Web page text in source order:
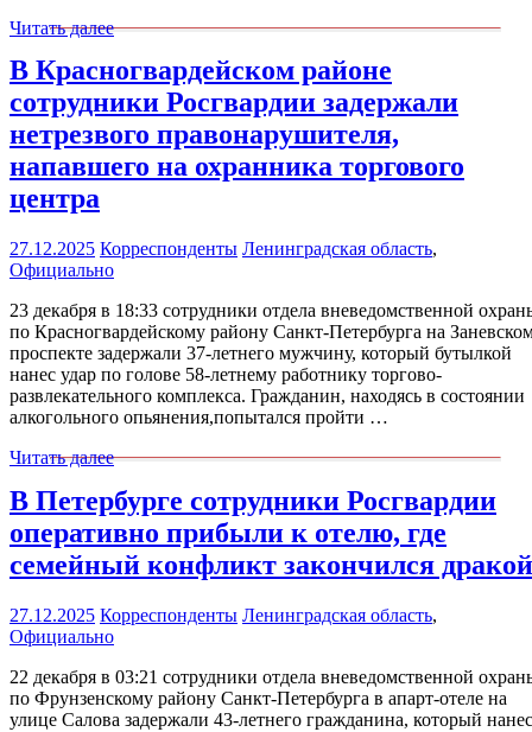
Читать далее
В Красногвардейском районе
сотрудники Росгвардии задержали
нетрезвого правонарушителя,
напавшего на охранника торгового
центра
27.12.2025 Корреспонденты Ленинградская область,
Официально
23 декабря в 18:33 сотрудники отдела вневедомственной
по Красногвардейскому району Санкт-Петербурга на
проспекте задержали 37-летнего мужчину, который бутылкой
нанес удар по голове 58-летнему работнику торгово-
развлекательного комплекса. Гражданин, находясь в состоянии
алкогольного опьянения,попытался пройти …
Читать далее
В Петербурге сотрудники Росгвардии
оперативно прибыли к отелю, где
семейный конфликт закончился дракой
27.12.2025 Корреспонденты Ленинградская область,
Официально
22 декабря в 03:21 сотрудники отдела вневедомственной
по Фрунзенскому району Санкт-Петербурга в апарт-отеле на
улице Салова задержали 43-летнего гражданина, который нанес